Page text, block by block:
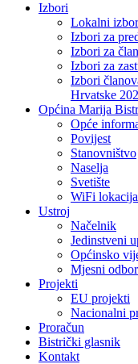
Izbori
Lokalni
Izbori za
Izbori za
Izbori za
Izbori
Hrvatske
Općina Marija
Opće
Povijest
Stanovništvo
Naselja
Svetište
WiFi lokacija
Ustroj
Načelnik
Jedinstveni
Općinsko
Mjesni
Projekti
EU projekti
Nacionalni
Proračun
Bistrički glasnik
Kontakt